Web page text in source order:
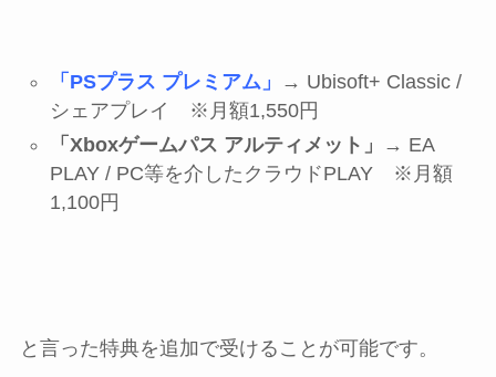
「PSプラス プレミアム」
→ Ubisoft+ Classic /
シェアプレイ ※月額1,550円
「Xboxゲームパス アルティメット」
→ EA
PLAY / PC等を介したクラウドPLAY ※月額
1,100円
と言った特典を追加で受けることが可能です。